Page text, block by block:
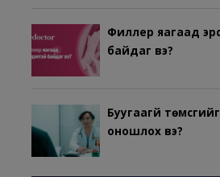
Филлер яагаад
байдаг вэ?
Буугаагүй
оношлох вэ?